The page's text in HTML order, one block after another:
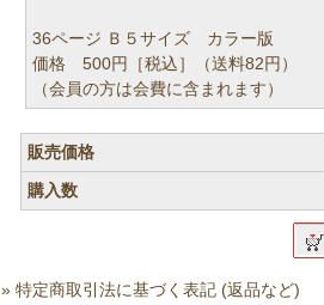
36ページ Ｂ５サイズ カラ
価格 500円［税込］（送料
（会員の方は会費に含まれます）
販売価格
購入数
» 特定商取引法に基づく表記 (返品など)